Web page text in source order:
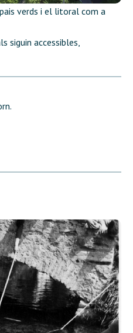
verds i el litoral com a
siguin accessibles,